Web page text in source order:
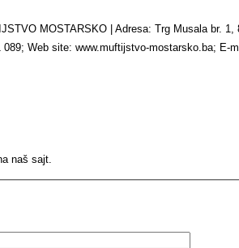
MOSTARSKO | Adresa: Trg Musala br.
089; Web site: www.muftijstvo-mostarsko.ba; E-
naš sajt.